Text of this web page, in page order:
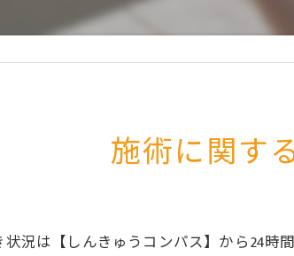
施術に関す
況は【しんきゅうコンパス】から24